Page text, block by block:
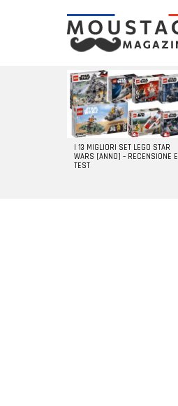
LATEST
STORIES
I 13 MIGLIORI SET LEGO STAR
WARS [ANNO] – RECENSIONE E
TEST